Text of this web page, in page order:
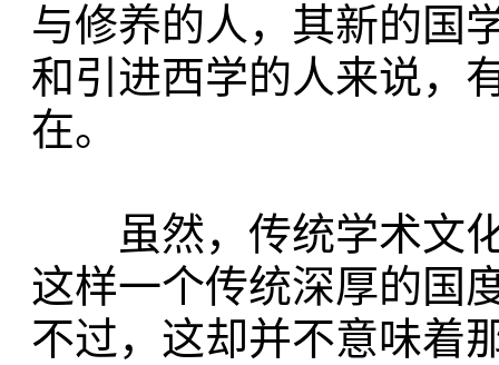
与修养的人，其新的国
和引进西学的人来说，
在。
虽然，传统学术文化
这样一个传统深厚的国
不过，这却并不意味着